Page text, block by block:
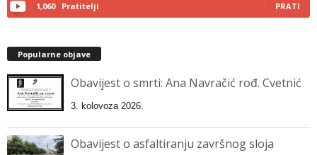
1,060 Pratitelji PRATI
Popularne objave
Obavijest o smrti: Ana Navračić rođ. Cvetnić
3. kolovoza 2026.
Obavijest o asfaltiranju završnog sloja